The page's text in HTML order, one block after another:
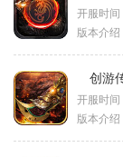
开服时间
版本介绍
创游
开服时间
版本介绍